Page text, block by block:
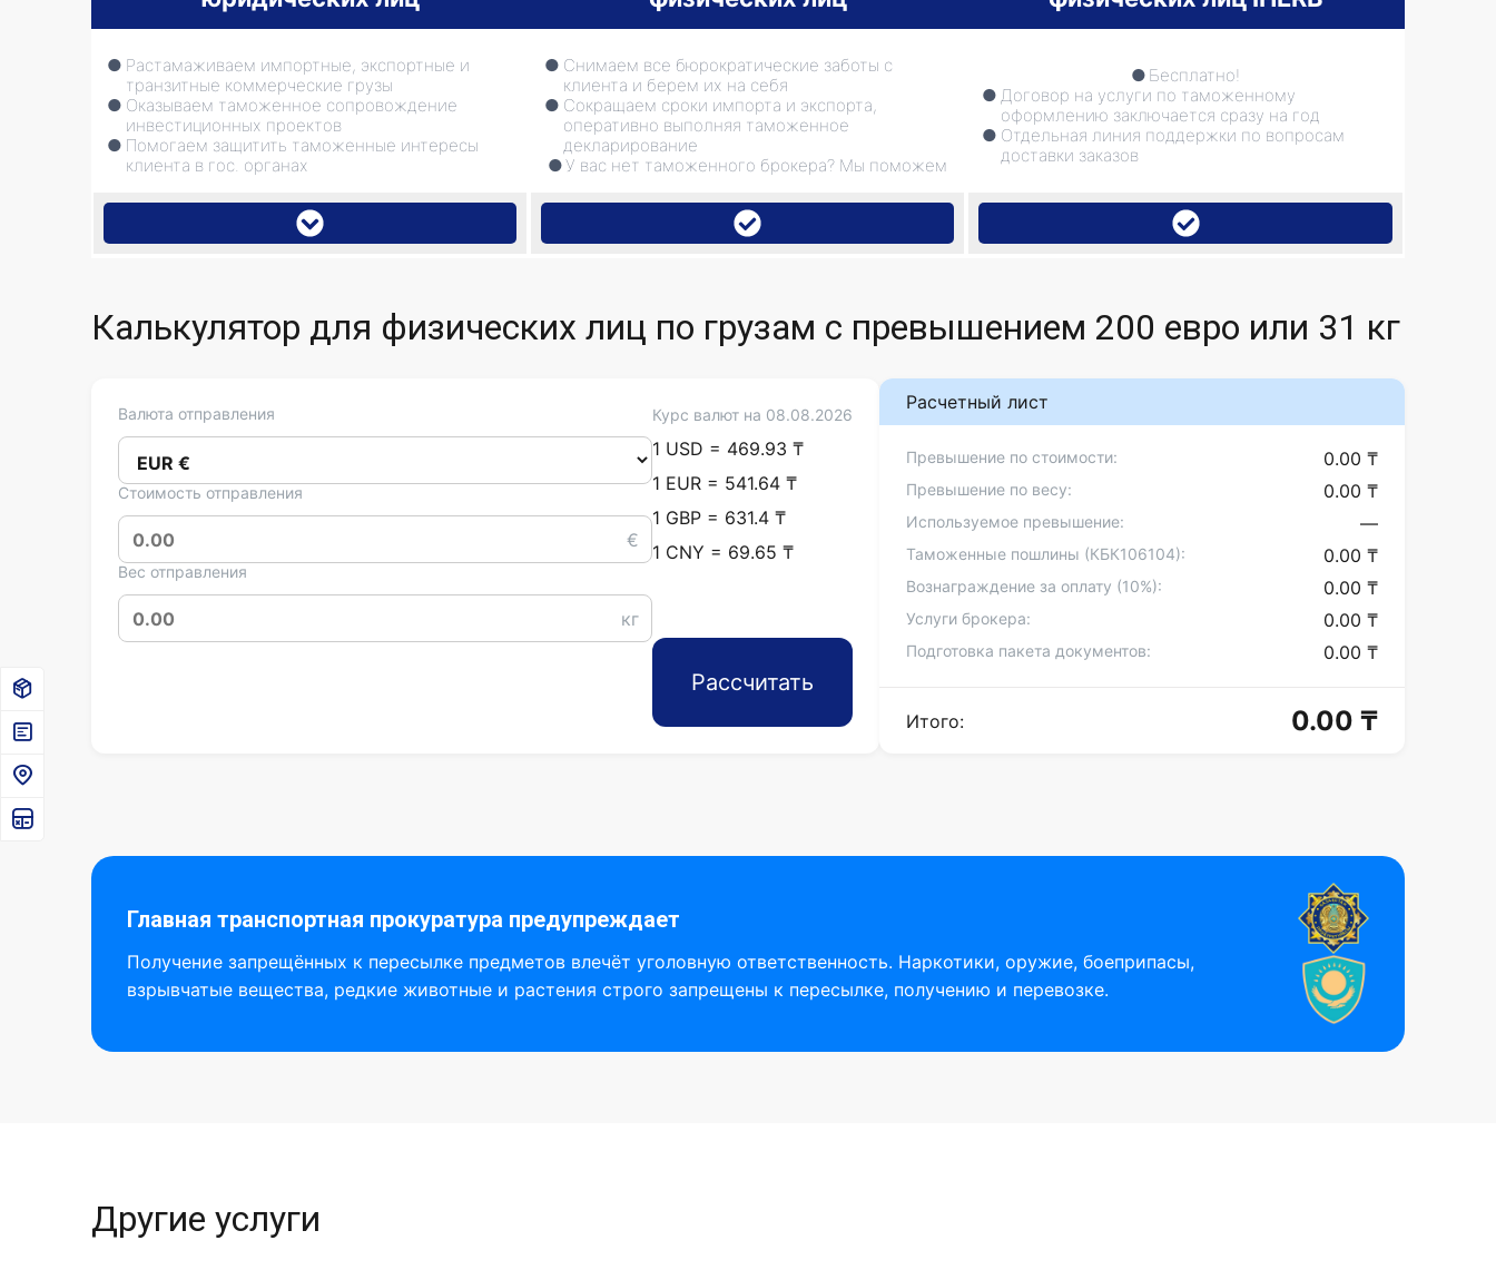
Растамаживаем импортные, экспортные и
транзитные коммерческие грузы
Оказываем таможенное сопровождение
инвестиционных проектов
Помогаем защитить таможенные интересы
клиента в гос. органах
Снимаем все бюрократические заботы с
клиента и берем их на себя
Сокращаем сроки импорта и экспорта,
оперативно выполняя таможенное
декларирование
У вас нет таможенного брокера? Мы поможем
Бесплатно!
Договор на услуги по таможенному
оформлению заключается сразу на год
Отдельная линия поддержки по вопросам
доставки заказов
Калькулятор для физических лиц по грузам с превышением 200 евро или 31 кг
Валюта отправления
Стоимость отправления
€
Вес отправления
кг
Курс валют на 08.08.2026
1 USD = 469.93 ₸
1 EUR = 541.64 ₸
1 GBP = 631.4 ₸
1 CNY = 69.65 ₸
Рассчитать
Расчетный лист
Превышение по стоимости: 0.00 ₸
Превышение по весу: 0.00 ₸
Используемое превышение: —
Таможенные пошлины (КБК106104): 0.00 ₸
Вознаграждение за оплату (10%): 0.00 ₸
Услуги брокера: 0.00 ₸
Подготовка пакета документов: 0.00 ₸
Итого: 0.00 ₸
Главная транспортная прокуратура предупреждает
Получение запрещённых к пересылке предметов влечёт уголовную ответственность. Наркотики, оружие, боеприпасы,
взрывчатые вещества, редкие животные и растения строго запрещены к пересылке, получению и перевозке.
Другие услуги